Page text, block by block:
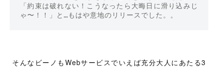
「約束は破れない！こうなったら大晦日に滑り込みじ
ゃ〜！！」と…もはや意地のリリースでした。。
そんなビーノもWebサービスでいえば充分大人にあたる3